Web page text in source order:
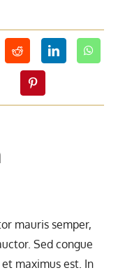
mauris semper,
Sed congue
maximus est. In